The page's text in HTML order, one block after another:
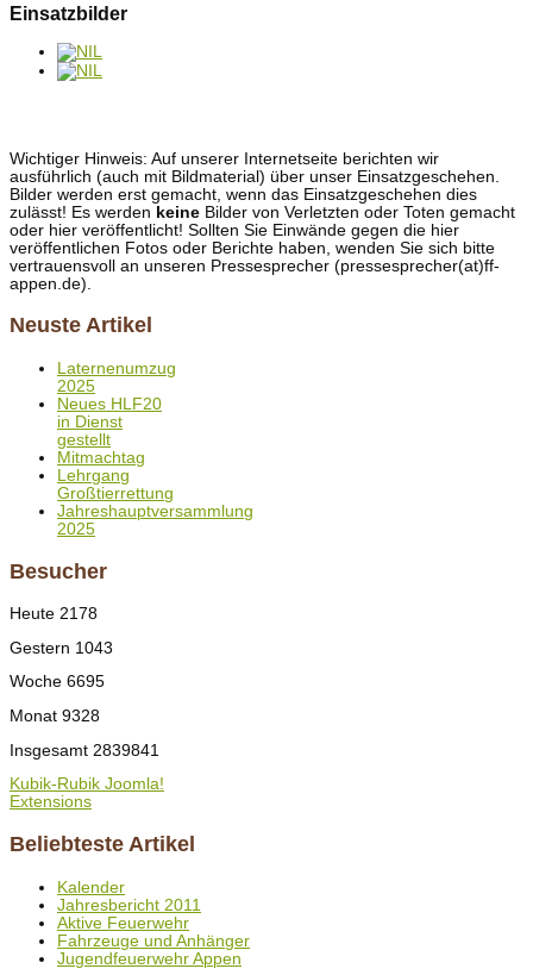
Einsatzbilder
Wichtiger Hinweis: Auf unserer Internetseite berichten wir
ausführlich (auch mit Bildmaterial) über unser Einsatzgeschehen.
Bilder werden erst gemacht, wenn das Einsatzgeschehen dies
zulässt! Es werden keine Bilder von Verletzten oder Toten gemacht
oder hier veröffentlicht! Sollten Sie Einwände gegen die hier
veröffentlichen Fotos oder Berichte haben, wenden Sie sich bitte
vertrauensvoll an unseren Pressesprecher (pressesprecher(at)ff-
appen.de).
Neuste Artikel
Laternenumzug
2025
Neues HLF20
in Dienst
gestellt
Mitmachtag
Lehrgang
Großtierrettung
Jahreshauptversammlung
2025
Besucher
Heute 2178
Gestern 1043
Woche 6695
Monat 9328
Insgesamt 2839841
Kubik-Rubik Joomla!
Extensions
Beliebteste Artikel
Kalender
Jahresbericht 2011
Aktive Feuerwehr
Fahrzeuge und Anhänger
Jugendfeuerwehr Appen